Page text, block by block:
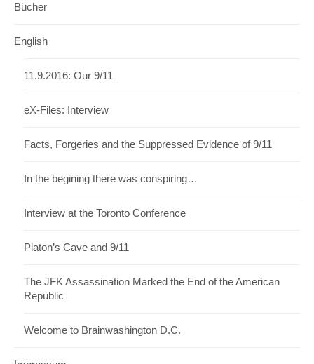
Bücher
English
11.9.2016: Our 9/11
eX-Files: Interview
Facts, Forgeries and the Suppressed Evidence of 9/11
In the begining there was conspiring…
Interview at the Toronto Conference
Platon’s Cave and 9/11
The JFK Assassination Marked the End of the American
Republic
Welcome to Brainwashington D.C.